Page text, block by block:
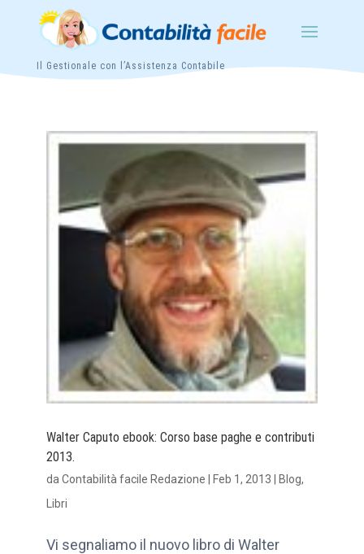
Il Gestionale con l’Assistenza Contabile
Walter Caputo ebook: Corso base paghe e contributi
2013.
da Contabilità facile Redazione Feb 1, 2013 Blog,
Libri
Vi segnaliamo il nuovo libro di Walter